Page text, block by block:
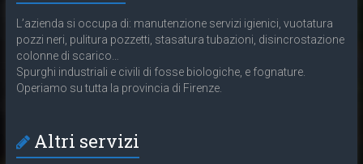
L’azienda si occupa di: manutenzione servizi igienici, vuotatura
pozzi neri, pulitura pozzetti, stasatura tubazioni, disincrostazione
colonne di scarico…
Spurghi industriali e civili di fosse biologiche, e fognature.
Operiamo su tutta la provincia di Firenze.
Altri servizi